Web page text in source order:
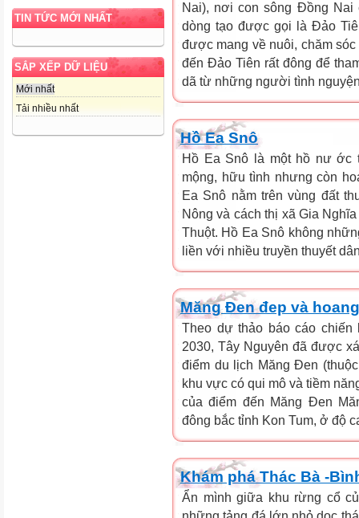
TIN TỨC MỚI NHẤT
SẮP XẾP DỮ LIỆU
Mới nhất
Tải nhiều nhất
Nai), nơi con sông Đồng Nai
dòng tạo được gọi là Đảo
được mang về nuôi, chăm
đến Đảo Tiên rất đông để
dã từ những người tình
Hồ Ea Snô
Hồ Ea Snô là một hồ nư ớc
mộng, hữu tình nhưng còn
Ea Snô nằm trên vùng đất
Nông và cách thị xã Gia
Thuột. Hồ Ea Snô không
liền với nhiều truyền thuyết
Măng Đen đep và
Theo dự thảo báo cáo
2030, Tây Nguyên đã được
điểm du lịch Măng Đen
khu vực có qui mô và tiềm
của điểm đến Măng Đen
đông bắc tỉnh Kon Tum, ở độ
Khám phá Thác Bà -
Ẩn mình giữa khu rừng cổ